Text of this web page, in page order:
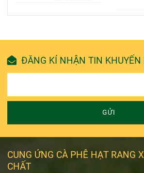
100G 200G
SỈ LẺ
ĐĂNG KÍ NHẬN TIN KHUYẾN
GỬI
CUNG ỨNG CÀ PHÊ HẠT RANG
CHẤT